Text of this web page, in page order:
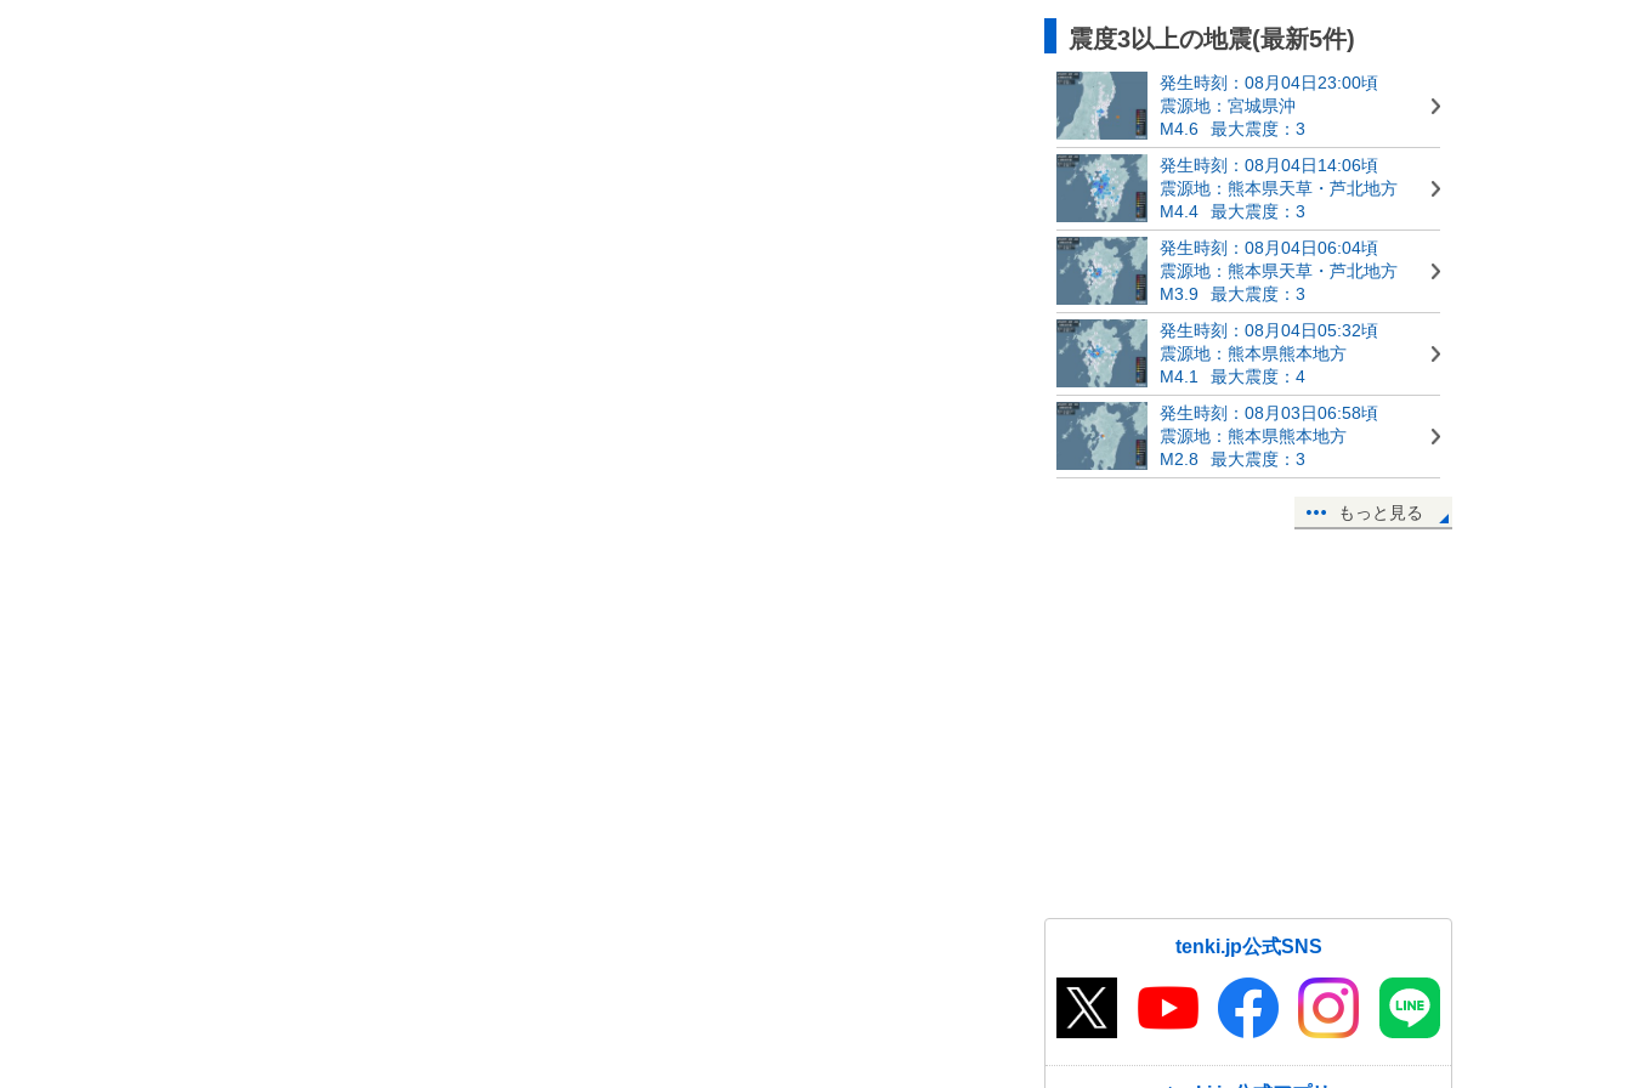
震度3以上の地震(最新5件)
発生時刻：08月04日23:00頃
震源地：宮城県沖
M4.6
最大震度：3
発生時刻：08月04日14:06頃
震源地：熊本県天草・芦北地方
M4.4
最大震度：3
発生時刻：08月04日06:04頃
震源地：熊本県天草・芦北地方
M3.9
最大震度：3
発生時刻：08月04日05:32頃
震源地：熊本県熊本地方
M4.1
最大震度：4
発生時刻：08月03日06:58頃
震源地：熊本県熊本地方
M2.8
最大震度：3
もっと見る
tenki.jp公式SNS